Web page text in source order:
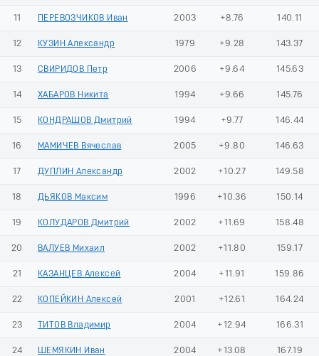
11 ПЕРЕВОЗЧИКОВ Иван 2003 +8.76 140.11
12 КУЗИН Александр 1979 +9.28 143.37
13 СВИРИДОВ Петр 2006 +9.64 145.63
14 ХАБАРОВ Никита 1994 +9.66 145.76
15 КОНДРАШОВ Дмитрий 1994 +9.77 146.44
16 МАМИЧЕВ Вячеслав 2005 +9.80 146.63
17 ДУПЛИН Александр 2002 +10.27 149.58
18 ДЬЯКОВ Максим 1996 +10.36 150.14
19 КОЛУДАРОВ Дмитрий 2002 +11.69 158.48
20 ВАЛУЕВ Михаил 2002 +11.80 159.17
21 КАЗАНЦЕВ Алексей 2004 +11.91 159.86
22 КОПЕЙКИН Алексей 2001 +12.61 164.24
23 ТИТОВ Владимир 2004 +12.94 166.31
24 ШЕМЯКИН Иван 2004 +13.08 167.19